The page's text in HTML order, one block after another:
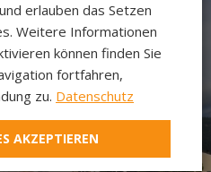
erlauben das Setzen
Weitere Informationen
können finden Sie
fortfahren,
zu. Datenschutz
AKZEPTIEREN